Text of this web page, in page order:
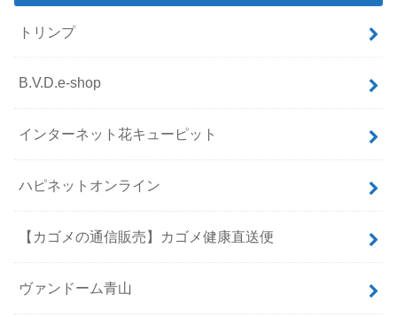
トリンプ
B.V.D.e-shop
インターネット花キューピット
ハピネットオンライン
【カゴメの通信販売】カゴメ健康直送便
ヴァンドーム青山